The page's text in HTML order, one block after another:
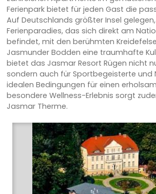
Ferienpark bietet für jeden Gast die
Auf Deutschlands größter Insel
Ferienparadies, das sich direkt am
befindet, mit den berühmten
Jasmunder Bodden eine traumhafte
bietet das Jasmar Resort Rügen nicht
sondern auch für Sportbegeisterte und
idealen Bedingungen für einen
besondere Wellness-Erlebnis sorgt
Jasmar Therme.